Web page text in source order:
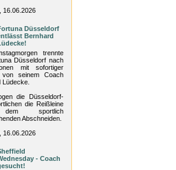
16.06.2026
Düsseldorf
Bernhard
trennte
Düsseldorf nach
mit sofortiger
von seinem Coach
Lüdecke.
die Düsseldorf-
die Reißleine
sportlich
Abschneiden.
16.06.2026
- Coach